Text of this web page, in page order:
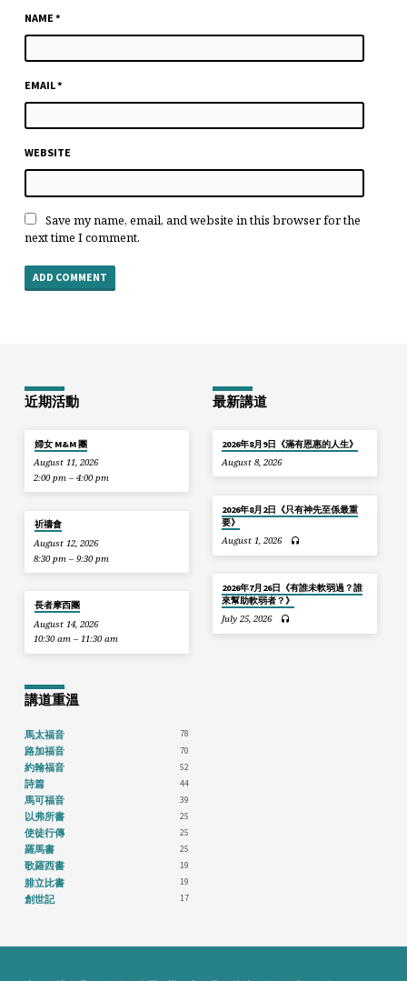
NAME *
EMAIL*
WEBSITE
Save my name, email, and website in this browser for the
next time I comment.
近期活動
婦女 M&M 團
August 11, 2026
2:00 pm – 4:00 pm
祈禱會
August 12, 2026
8:30 pm – 9:30 pm
長者摩西團
August 14, 2026
10:30 am – 11:30 am
最新講道
2026年8月9日《滿有恩惠的人生》
August 8, 2026
2026年8月2日《只有神先至係最重
要》
August 1, 2026
2026年7月26日《有誰未軟弱過？誰
來幫助軟弱者？》
July 25, 2026
講道重溫
馬太福音 78
路加福音 70
約翰福音 52
詩篇 44
馬可福音 39
以弗所書 25
使徒行傳 25
羅馬書 25
歌羅西書 19
腓立比書 19
創世記 17